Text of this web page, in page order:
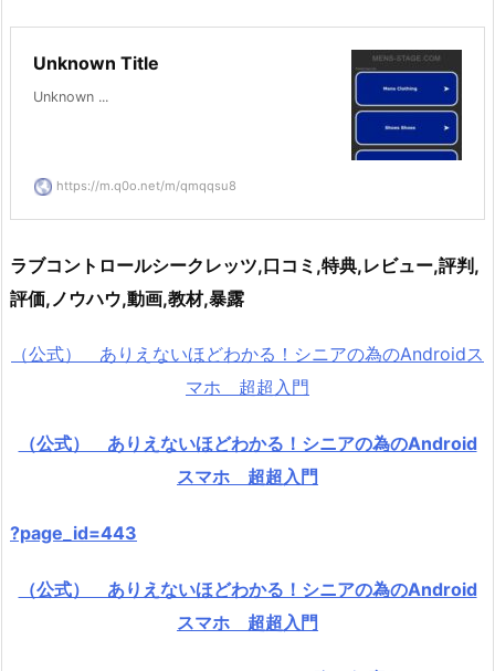
Unknown Title
Unknown ...
https://m.q0o.net/m/qmqqsu8
ラブコントロールシークレッツ,口コミ,特典,レビュー,評判,
評価,ノウハウ,動画,教材,暴露
（公式） ありえないほどわかる！シニアの為のAndroidス
マホ 超超入門
（公式） ありえないほどわかる！シニアの為のAndroid
スマホ 超超入門
?page_id=443
（公式） ありえないほどわかる！シニアの為のAndroid
スマホ 超超入門